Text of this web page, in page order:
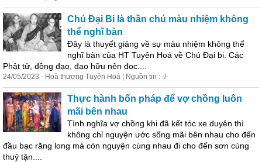
Chú Đại Bi là thần chú màu nhiệm không
thể nghĩ bàn
Đây là thuyết giảng về sự màu nhiệm không thể
nghĩ bàn của HT Tuyên Hoá về Chú Đại bi. Các
Phật tử, đồng đạo, đạo hữu nên đọc....
24/05/2023 - Hoà thượng Tuyên Hoá | Nguồn tin : -/-
Thực hành bốn pháp để vợ chồng luôn
mãi bên nhau
Tình nghĩa vợ chồng khi đã kết tóc xe duyên thì
không chỉ nguyện ước sống mãi bên nhau cho đến
đầu bạc răng long mà còn nguyện cùng nhau đi cho đến sơn cùng
thuỷ tận....